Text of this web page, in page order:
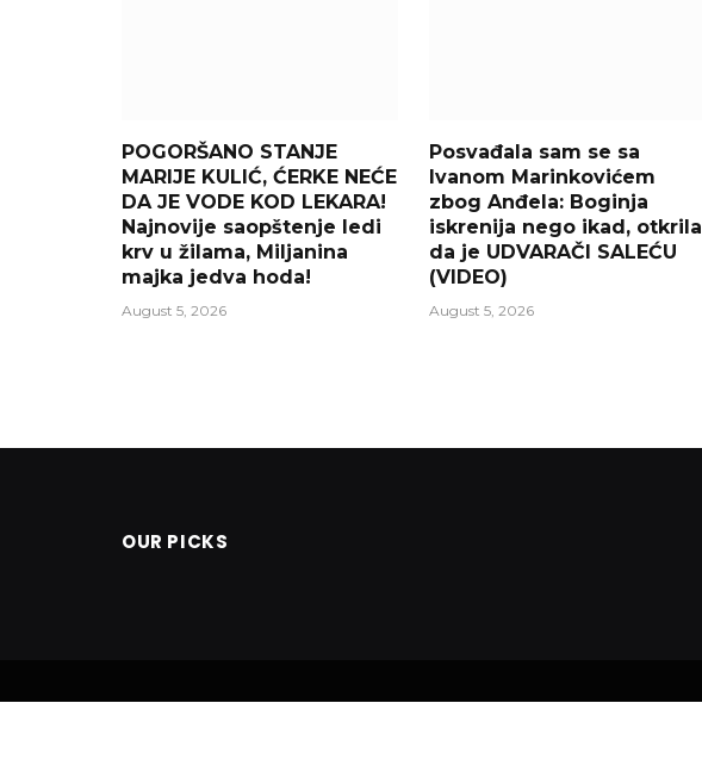
POGORŠANO STANJE
MARIJE KULIĆ, ĆERKE NEĆE
DA JE VODE KOD LEKARA!
Najnovije saopštenje ledi
krv u žilama, Miljanina
majka jedva hoda!
August 5, 2026
Posvađala sam se sa
Ivanom Marinkovićem
zbog Anđela: Boginja
iskrenija nego ikad, otkrila
da je UDVARAČI SALEĆU
(VIDEO)
August 5, 2026
OUR PICKS